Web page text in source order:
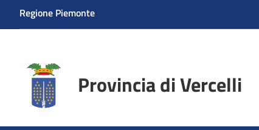
Regione Piemonte
Provincia di Vercelli